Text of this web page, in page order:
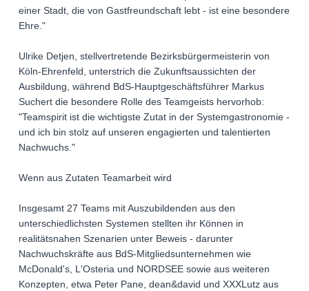
einer Stadt, die von Gastfreundschaft lebt - ist eine besondere
Ehre."
Ulrike Detjen, stellvertretende Bezirksbürgermeisterin von
Köln-Ehrenfeld, unterstrich die Zukunftsaussichten der
Ausbildung, während BdS-Hauptgeschäftsführer Markus
Suchert die besondere Rolle des Teamgeists hervorhob:
"Teamspirit ist die wichtigste Zutat in der Systemgastronomie -
und ich bin stolz auf unseren engagierten und talentierten
Nachwuchs."
Wenn aus Zutaten Teamarbeit wird
Insgesamt 27 Teams mit Auszubildenden aus den
unterschiedlichsten Systemen stellten ihr Können in
realitätsnahen Szenarien unter Beweis - darunter
Nachwuchskräfte aus BdS-Mitgliedsunternehmen wie
McDonald's, L'Osteria und NORDSEE sowie aus weiteren
Konzepten, etwa Peter Pane, dean&david und XXXLutz aus